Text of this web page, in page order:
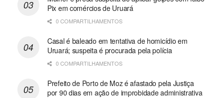
Pix em comércios de Uruará
0 COMPARTILHAMENTOS
Casal é baleado em tentativa de homicídio em
Uruará; suspeita é procurada pela polícia
0 COMPARTILHAMENTOS
Prefeito de Porto de Moz é afastado pela Justiça
por 90 dias em ação de improbidade administrativa